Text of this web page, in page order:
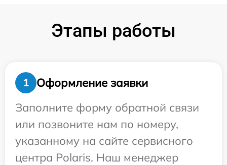
Этапы работы
1
Оформление заявки
Заполните форму обратной связи
или позвоните нам по номеру,
указанному на сайте сервисного
центра Polaris. Наш менеджер